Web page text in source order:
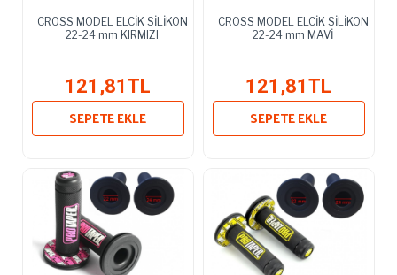
CROSS MODEL ELCİK SİLİKON
22-24 mm KIRMIZI
121,81TL
SEPETE EKLE
CROSS MODEL ELCİK SİLİKON
22-24 mm MAVİ
121,81TL
SEPETE EKLE